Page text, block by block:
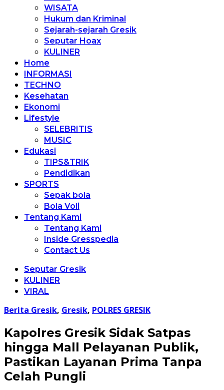
WISATA
Hukum dan Kriminal
Sejarah-sejarah Gresik
Seputar Hoax
KULINER
Home
INFORMASI
TECHNO
Kesehatan
Ekonomi
Lifestyle
SELEBRITIS
MUSIC
Edukasi
TIPS&TRIK
Pendidikan
SPORTS
Sepak bola
Bola Voli
Tentang Kami
Tentang Kami
Inside Gresspedia
Contact Us
Seputar Gresik
KULINER
VIRAL
Berita Gresik, Gresik, POLRES GRESIK
Kapolres Gresik Sidak Satpas
hingga Mall Pelayanan Publik,
Pastikan Layanan Prima Tanpa
Celah Pungli